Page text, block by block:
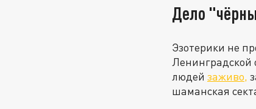
Дело
Эзотерики не
Ленинградской
людей заживо,
шаманская